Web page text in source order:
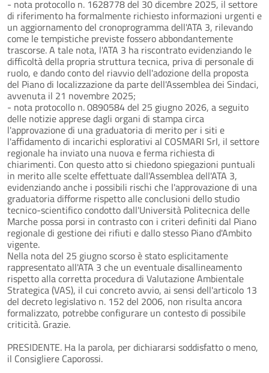
- nota protocollo n. 1628778 del 30 dicembre 2025, il settore
di riferimento ha formalmente richiesto informazioni urgenti e
un aggiornamento del cronoprogramma dell'ATA 3, rilevando
come le tempistiche previste fossero abbondantemente
trascorse. A tale nota, l'ATA 3 ha riscontrato evidenziando le
difficoltà della propria struttura tecnica, priva di personale di
ruolo, e dando conto del riavvio dell'adozione della proposta
del Piano di localizzazione da parte dell'Assemblea dei Sindaci,
avvenuta il 21 novembre 2025;
- nota protocollo n. 0890584 del 25 giugno 2026, a seguito
delle notizie apprese dagli organi di stampa circa
l'approvazione di una graduatoria di merito per i siti e
l'affidamento di incarichi esplorativi al COSMARI Srl, il settore
regionale ha inviato una nuova e ferma richiesta di
chiarimenti. Con questo atto si chiedono spiegazioni puntuali
in merito alle scelte effettuate dall'Assemblea dell'ATA 3,
evidenziando anche i possibili rischi che l'approvazione di una
graduatoria difforme rispetto alle conclusioni dello studio
tecnico-scientifico condotto dall'Università Politecnica delle
Marche possa porsi in contrasto con i criteri definiti dal Piano
regionale di gestione dei rifiuti e dallo stesso Piano d'Ambito
vigente.
Nella nota del 25 giugno scorso è stato esplicitamente
rappresentato all'ATA 3 che un eventuale disallineamento
rispetto alla corretta procedura di Valutazione Ambientale
Strategica (VAS), il cui concreto avvio, ai sensi dell'articolo 13
del decreto legislativo n. 152 del 2006, non risulta ancora
formalizzato, potrebbe configurare un contesto di possibile
criticità. Grazie.
PRESIDENTE. Ha la parola, per dichiararsi soddisfatto o meno,
il Consigliere Caporossi.